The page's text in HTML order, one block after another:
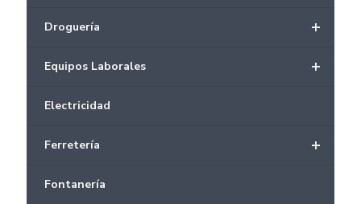
+
Droguería
+
Equipos Laborales
Electricidad
+
Ferretería
Fontanería